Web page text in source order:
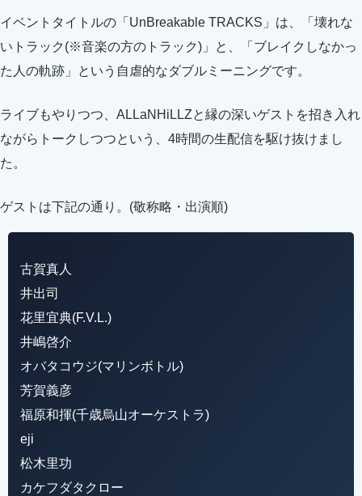
イベントタイトルの「UnBreakable TRACKS」は、「壊れな
いトラック(※音楽の方のトラック)」と、「ブレイクしなかっ
た人の軌跡」という自虐的なダブルミーニングです。
ライブもやりつつ、ALLaNHiLLZと縁の深いゲストを招き入れ
ながらトークしつつという、4時間の生配信を駆け抜けまし
た。
ゲストは下記の通り。(敬称略・出演順)
古賀真人
井出司
花里宜典(F.V.L.)
井嶋啓介
オバタコウジ(マリンボトル)
芳賀義彦
福原和揮(千歳烏山オーケストラ)
eji
松木里功
カケフダタクロー